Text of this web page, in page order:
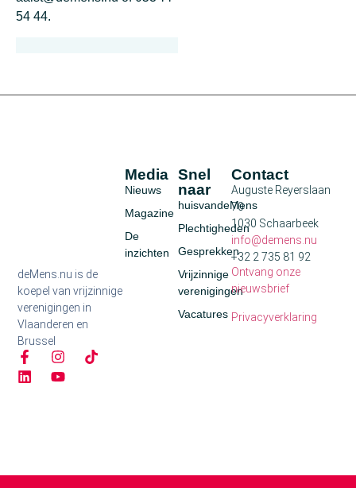
54 44.
deMens.nu is de
koepel van vrijzinnige
verenigingen in
Vlaanderen en
Brussel
Snel
naar
huisvandeMens
Plechtigheden
Gesprekken
Vrijzinnige
verenigingen
Vacatures
Media
Nieuws
Magazine
De
inzichten
Contact
Auguste Reyerslaan
70
1030 Schaarbeek
info@demens.nu
+32 2 735 81 92
Ontvang onze
nieuwsbrief
Privacyverklaring